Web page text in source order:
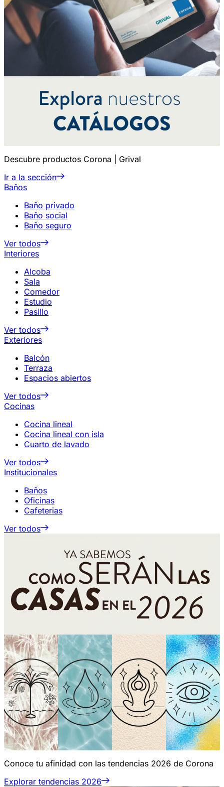
Descubre productos Corona | Grival
Ir a la sección
Baños
Baño privado
Baño social
Baño seguro
Ver todos
Interiores
Alcoba
Sala
Comedor
Estudio
Pasillo
Ver todos
Exteriores
Balcón
Terraza
Espacios abiertos
Ver todos
Cocinas
Cocina lineal
Cocina lineal con isla
Cuarto de lavado
Ver todos
Institucionales
Baños
Oficinas
Cafeterias
Ver todos
Conoce tu afinidad con las tendencias 2026 de Corona
Explorar tendencias 2026